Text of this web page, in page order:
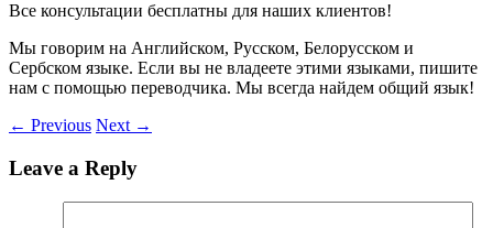
Все консультации бесплатны для наших клиентов!
Мы говорим на Английском, Русском, Белорусском и
Сербском языке. Если вы не владеете этими языками, пишите
нам с помощью переводчика. Мы всегда найдем общий язык!
← Previous Next →
Leave a Reply